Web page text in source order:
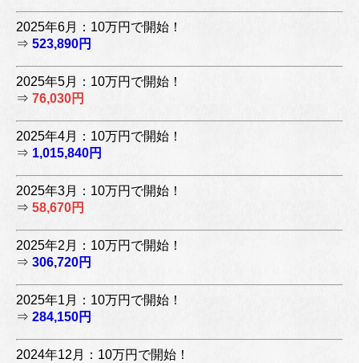
2025年6月：10万円で開始！
⇒ 523,890円
2025年5月：10万円で開始！
⇒ 76,030円
2025年4月：10万円で開始！
⇒ 1,015,840円
2025年3月：10万円で開始！
⇒ 58,670円
2025年2月：10万円で開始！
⇒ 306,720円
2025年1月：10万円で開始！
⇒ 284,150円
2024年12月：10万円で開始！